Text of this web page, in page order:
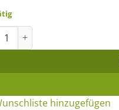
Kranz hell 30 cm Menge
hinzugefügen